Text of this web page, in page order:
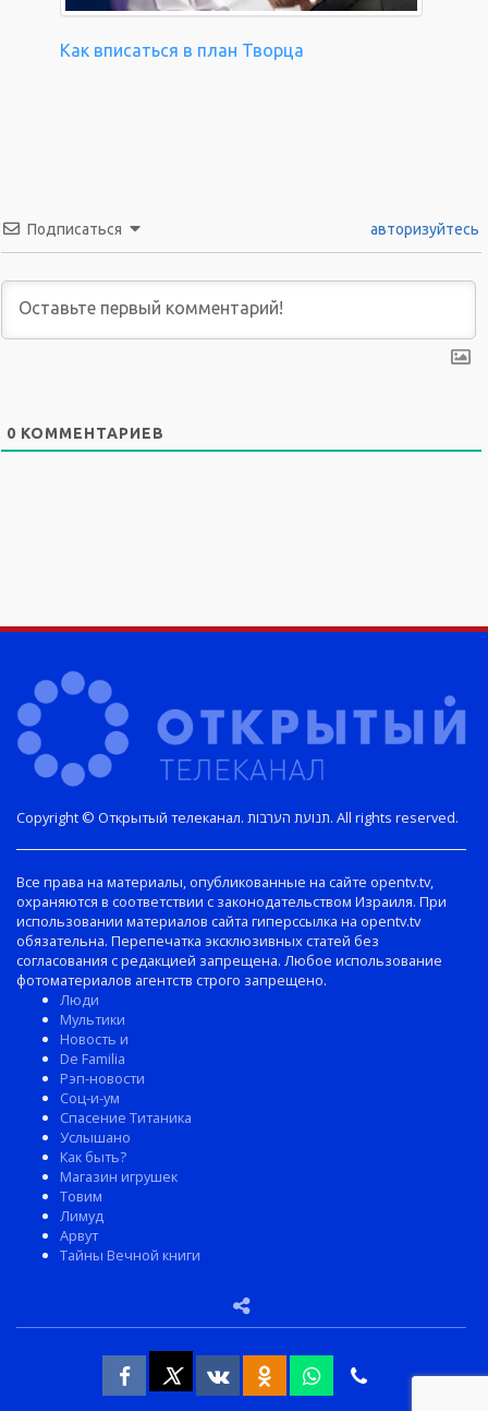
Как вписаться в план Творца
Подписаться авторизуйтесь
0 КОММЕНТАРИЕВ
Copyright © Открытый телеканал. תנועת הערבות. All rights reserved.
Все права на материалы, опубликованные на сайте opentv.tv,
охраняются в соответствии с законодательством Израиля. При
использовании материалов сайта гиперссылка на opentv.tv
обязательна. Перепечатка эксклюзивных статей без
согласования с редакцией запрещена. Любое использование
фотоматериалов агентств строго запрещено.
Люди
Мультики
Новость и
De Familia
Рэп-новости
Соц-и-ум
Спасение Титаника
Услышано
Как быть?
Магазин игрушек
Товим
Лимуд
Арвут
Тайны Вечной книги